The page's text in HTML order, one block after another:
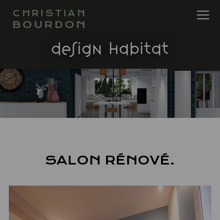
CHRISTIAN
BOURDON
design habitat
SALON RÉNOVÉ.